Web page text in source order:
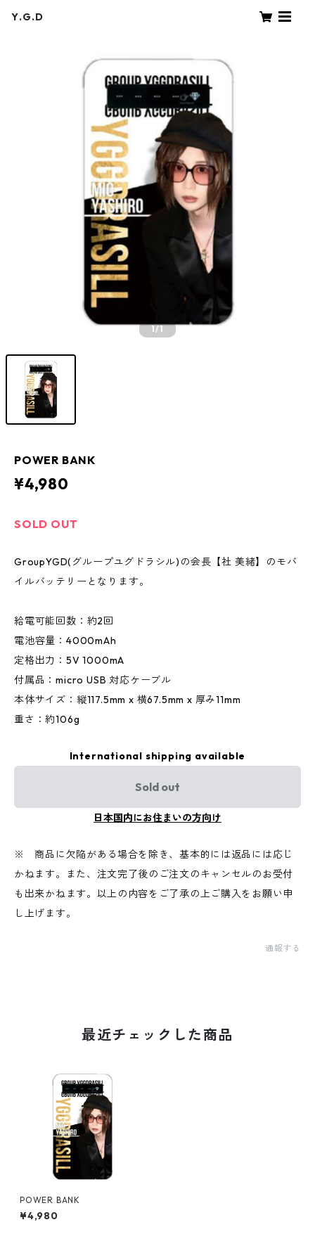
Y.G.D
1/1
POWER BANK
¥4,980
SOLD OUT
GroupYGD(グループユグドラシル)の会長【社 美緒】のモバ
イルバッテリーとなります。
給電可能回数：約2回
電池容量：4000mAh
定格出力：5V 1000mA
付属品：micro USB 対応ケーブル
本体サイズ：縦117.5mm x 横67.5mm x 厚み11mm
重さ：約106g
International shipping available
Sold out
日本国内にお住まいの方向け
※ 商品に欠陥がある場合を除き、基本的には返品には応じ
かねます。また、注文完了後のご注文のキャンセルのお受付
も出来かねます。以上の内容をご了承の上ご購入をお願い申
し上げます。
通報する
最近チェックした商品
POWER BANK
¥4,980